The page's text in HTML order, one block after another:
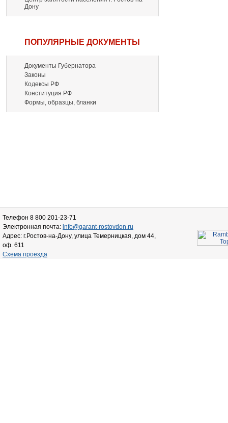
Дону
ПОПУЛЯРНЫЕ ДОКУМЕНТЫ
Документы Губернатора
Законы
Кодексы РФ
Конституция РФ
Формы, образцы, бланки
Телефон 8 800 201-23-71
Электронная почта: info@garant-rostovdon.ru
Адрес: г.Ростов-на-Дону, улица Темерницкая, дом 44,
оф. 611
Схема проезда